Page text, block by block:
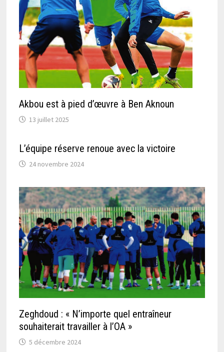
Akbou est à pied d’œuvre à Ben Aknoun
13 juillet 2025
L’équipe réserve renoue avec la victoire
24 novembre 2024
Zeghdoud : « N’importe quel entraîneur
souhaiterait travailler à l’OA »
5 décembre 2024